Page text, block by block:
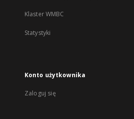
Klaster WMBC
Statystyki
Konto użytkownika
Zaloguj się